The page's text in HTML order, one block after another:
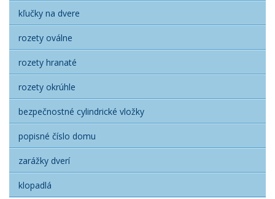
kľučky na dvere
rozety oválne
rozety hranaté
rozety okrúhle
bezpečnostné cylindrické vložky
popisné číslo domu
zarážky dverí
klopadlá